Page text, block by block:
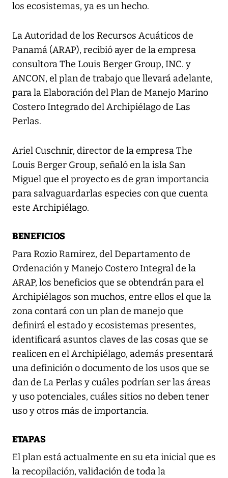
los ecosistemas, ya es un hecho.
La Autoridad de los Recursos Acuáticos de
Panamá (ARAP), recibió ayer de la empresa
consultora The Louis Berger Group, INC. y
ANCON, el plan de trabajo que llevará adelante,
para la Elaboración del Plan de Manejo Marino
Costero Integrado del Archipiélago de Las
Perlas.
Ariel Cuschnir, director de la empresa The
Louis Berger Group, señaló en la isla San
Miguel que el proyecto es de gran importancia
para salvaguardarlas especies con que cuenta
este Archipiélago.
BENEFICIOS
Para Rozio Ramirez, del Departamento de
Ordenación y Manejo Costero Integral de la
ARAP, los beneficios que se obtendrán para el
Archipiélagos son muchos, entre ellos el que la
zona contará con un plan de manejo que
definirá el estado y ecosistemas presentes,
identificará asuntos claves de las cosas que se
realicen en el Archipiélago, además presentará
una definición o documento de los usos que se
dan de La Perlas y cuáles podrían ser las áreas
y uso potenciales, cuáles sitios no deben tener
uso y otros más de importancia.
ETAPAS
El plan está actualmente en su eta inicial que es
la recopilación, validación de toda la